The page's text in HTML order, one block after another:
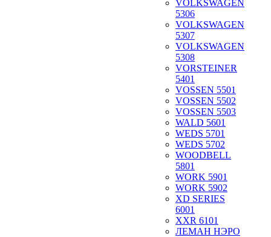
VOLKSWAGEN
5306
VOLKSWAGEN
5307
VOLKSWAGEN
5308
VORSTEINER
5401
VOSSEN 5501
VOSSEN 5502
VOSSEN 5503
WALD 5601
WEDS 5701
WEDS 5702
WOODBELL
5801
WORK 5901
WORK 5902
XD SERIES
6001
XXR 6101
ЛЕМАН НЭРО